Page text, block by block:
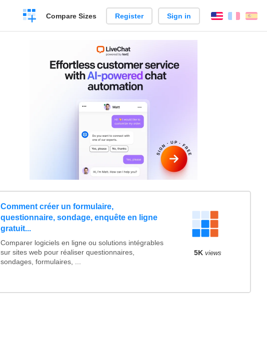
Create
a
Compare Sizes Register Sign in English
Comment créer un formulaire,
questionnaire, sondage, enquête en ligne
gratuit...
Comparer logiciels en ligne ou solutions intégrables
sur sites web pour réaliser questionnaires,
sondages, formulaires, ...
5K views